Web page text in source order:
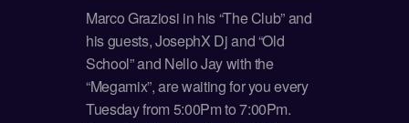
Marco Graziosi in his “The Club” and
his guests, JosephX Dj and “Old
School” and Nello Jay with the
“Megamix”, are waiting for you every
Tuesday from 5:00Pm to 7:00Pm.